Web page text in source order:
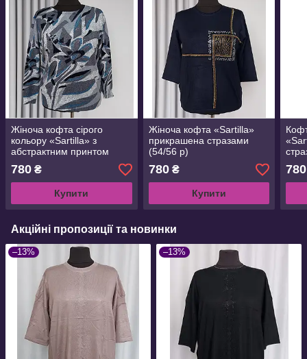
Жіноча кофта сірого
кольору «Sartilla» з
абстрактним принтом
54,56 р
780 ₴
Купити
Жіноча кофта «Sartilla»
прикрашена стразами
(54/56 р)
780₴
Купити
780
Акційні пропозиції та новинки
–13% –13%